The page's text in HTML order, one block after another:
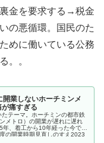
金を要求する→税金
の悪循環。国民のた
めに働いている公務
。。
業しないホーチミンメ
が痛すぎる
テーマ。ホーチミンの都市鉄
メトロ）の開業が遅れに遅れ
、着工から10年経った今でも
の開業時期見直しのすえ2023